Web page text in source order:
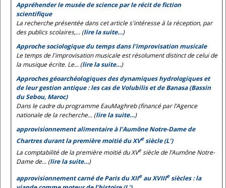
Appréhender le musée de science par le récit de fiction
scientifique
La recherche présentée dans cet article s'intéresse à la réception, par
des publics scolaires,... (lire la suite…)
Approche sociologique du temps dans l'improvisation musicale
Le temps de l'improvisation musicale est résolument distinct de celui de
la musique écrite. Le... (lire la suite…)
Approches géoarchéologiques des dynamiques hydrologiques et
de leur gestion antique : les cas de Volubilis et de Banasa (Bassin
du Sebou, Maroc)
Dans le cadre du programme EauMaghreb (financé par l’Agence
nationale de la recherche... (lire la suite…)
approvisionnement alimentaire à l’Aumône Notre-Dame de
Chartres durant la première moitié du XVesiècle (L’)
La comptabilité de la première moitié du XVe siècle de l’Aumône Notre-
Dame de... (lire la suite…)
approvisionnement carné de Paris du XIIeau XVIIIesiècles : la